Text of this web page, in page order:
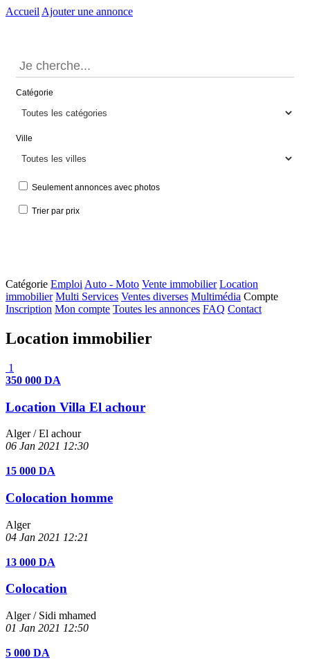
Accueil Ajouter une annonce
Catégorie
Ville
Seulement annonces avec photos
Trier par prix
Catégorie Emploi Auto - Moto Vente immobilier Location
immobilier Multi Services Ventes diverses Multimédia Compte
Inscription Mon compte Toutes les annonces FAQ Contact
Location immobilier
1
350 000 DA
Location Villa El achour
Alger/ El achour
06 Jan 2021 12:30
15 000 DA
Colocation homme
Alger
04 Jan 2021 12:21
13 000 DA
Colocation
Alger/ Sidi mhamed
01 Jan 2021 12:50
5 000 DA